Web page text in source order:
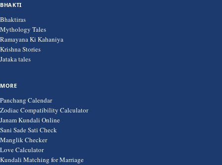
BHAKTI
Bhaktiras
Mythology Tales
Ramayana Ki Kahaniya
Krishna Stories
Jataka tales
MORE
Panchang Calendar
Zodiac Compatibility Calculator
Janam Kundali Online
Sani Sade Sati Check
Manglik Checker
Love Calculator
Kundali Matching for Marriage